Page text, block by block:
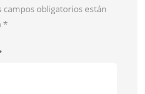
campos obligatorios están
*